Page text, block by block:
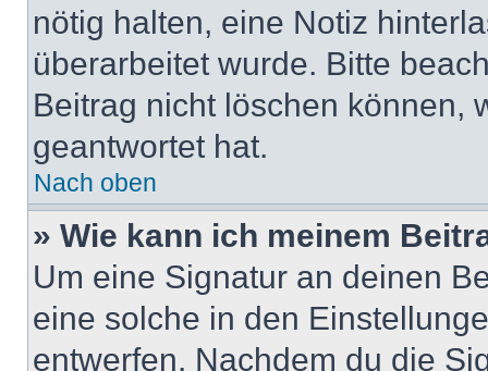
nötig halten, eine Notiz
überarbeitet wurde. Bitte
Beitrag nicht löschen können,
geantwortet hat.
Nach oben
» Wie kann ich meinem
Um eine Signatur an deinen
eine solche in den
entwerfen. Nachdem du die